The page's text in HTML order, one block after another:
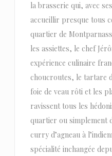
la brasserie qui, avec
accueillir presque tous
quartier de
les assiettes, le chef
expérience culinaire
choucroutes, le tartare
foie de veau rôti et les
ravissent tous les
quartier ou simplement
curry d’agneau à
spécialité inchangée